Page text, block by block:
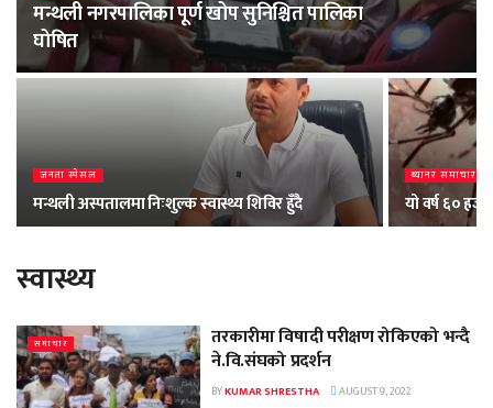
मन्थली नगरपालिका पूर्ण खोप सुनिश्चित पालिका
घोषित
जनता स्पेसल
मन्थली अस्पतालमा निःशुल्क स्वास्थ्य शिविर हुँदै
ब्यानर समाचार
यो वर्ष ६०
स्वास्थ्य
समाचार
तरकारीमा विषादी परीक्षण रोकिएको भन्दै
ने.वि.संघको प्रदर्शन
BYKUMAR SHRESTHA AUGUST 9, 2022